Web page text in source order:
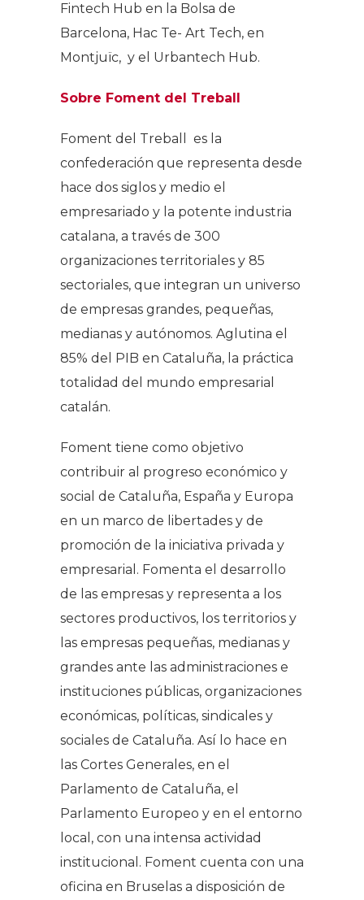
Fintech Hub en la Bolsa de
Barcelona, Hac Te- Art Tech, en
Montjuïc, y el Urbantech Hub.
Sobre Foment del Treball
Foment del Treball es la
confederación que representa desde
hace dos siglos y medio el
empresariado y la potente industria
catalana, a través de 300
organizaciones territoriales y 85
sectoriales, que integran un universo
de empresas grandes, pequeñas,
medianas y autónomos. Aglutina el
85% del PIB en Cataluña, la práctica
totalidad del mundo empresarial
catalán.
Foment tiene como objetivo
contribuir al progreso económico y
social de Cataluña, España y Europa
en un marco de libertades y de
promoción de la iniciativa privada y
empresarial. Fomenta el desarrollo
de las empresas y representa a los
sectores productivos, los territorios y
las empresas pequeñas, medianas y
grandes ante las administraciones e
instituciones públicas, organizaciones
económicas, políticas, sindicales y
sociales de Cataluña. Así lo hace en
las Cortes Generales, en el
Parlamento de Cataluña, el
Parlamento Europeo y en el entorno
local, con una intensa actividad
institucional. Foment cuenta con una
oficina en Bruselas a disposición de